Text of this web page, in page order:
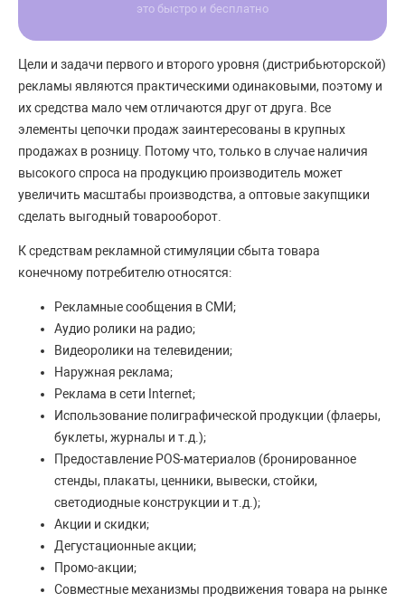
это быстро и бесплатно
Цели и задачи первого и второго уровня (дистрибьюторской)
рекламы являются практическими одинаковыми, поэтому и
их средства мало чем отличаются друг от друга. Все
элементы цепочки продаж заинтересованы в крупных
продажах в розницу. Потому что, только в случае наличия
высокого спроса на продукцию производитель может
увеличить масштабы производства, а оптовые закупщики
сделать выгодный товарооборот.
К средствам рекламной стимуляции сбыта товара
конечному потребителю относятся:
Рекламные сообщения в СМИ;
Аудио ролики на радио;
Видеоролики на телевидении;
Наружная реклама;
Реклама в сети Internet;
Использование полиграфической продукции (флаеры,
буклеты, журналы и т.д.);
Предоставление POS-материалов (бронированное
стенды, плакаты, ценники, вывески, стойки,
светодиодные конструкции и т.д.);
Акции и скидки;
Дегустационные акции;
Промо-акции;
Совместные механизмы продвижения товара на рынке